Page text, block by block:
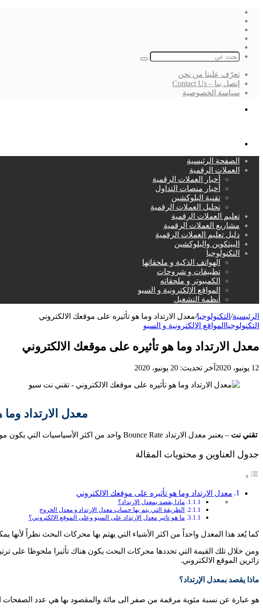
بحث
تعرّف علينا من نحن
إتصل بنا – Contact Us
سياسة الخصوصية
الصفحة الرئيسية
العملات الرقمية
أخبار العملات الرقمية
أخبار منصات التداول
تقنية البلوكشين
تحليل العملات الرقمية
تعليم العملات الرقمية
مشاريع العملات الرقمية
دليل تعليم العملات الرقمية
البيتكوين والبلوكشين
التكنولوجيا
الهواتف الذكية و ملحقاتها
تطبيقات و شروحات
الكمبيوتر و ملحقاته
المواقع الإلكترونية و السيو
أنظمة التشغيل
الرئيسية/ التكنولوجيا/معدل الارتداد وما هو تأثيره على موقعك الالكتروني
التكنولوجيا المواقع الإلكترونية و السيو
معدل الارتداد وما هو تأثيره على موقعك الالكتروني
12 يونيو، 2020 آخر تحديث: 20 يونيو، 2020
معدل الارتداد
تقني نت – يعتبر معدل الارتداد Bounce Rate واحد من اكثر الأسياسيات التي يكون موقعك الالكتروني بحاجة لها لضمان نجاحه ولا بد من الاهتمام به.
جدول العناوين و محتويات المقالة
معدل الارتداد وما هو تأثيره على موقعك الالكتروني
ماذا يقصد بمعدل الإرتداد؟
الطريقة التي يتم بها حساب معدل الإرتداد و معدل الخروج
ما هو تاثير معدل الإرتداد على السيو وعلى الموقع الالكتروني؟
كما يُعد هذا المعدل واحداً من اكثر الأشياء التي يهتم بها محركات البحث نظراً
ومن خلال تلك القيمة التي تحددها محركات البحث يكون هناك تأثيرا ملحوظا على
زائرين الموقع الالكتروني.
ماذا يقصد بمعدل الإرتداد؟
هو عبارة عن نسبة مئوية مرقمة من صفر الى مائة والمقصود بها هي عدد الصفحات